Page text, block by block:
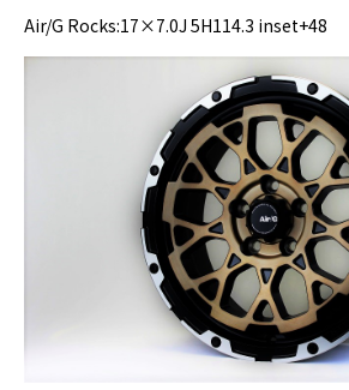
Air/G Rocks:17×7.0J 5H114.3 inset+48